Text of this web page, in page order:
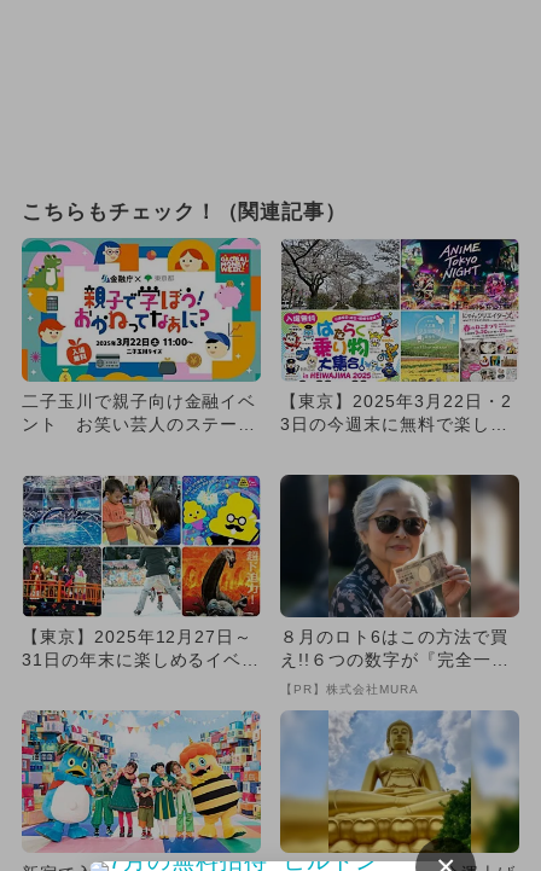
こちらもチェック！（関連記事）
二子玉川で親子向け金融イベ
ント お笑い芸人のステージ
【東京】2025年3月22日・2
3日の今週末に無料で楽しめ
【東京】2025年12月27日～
31日の年末に楽しめるイベン
８月のロト6はこの方法で買
え!!６つの数字が『完全一
致』する方法
【PR】株式会社MURA